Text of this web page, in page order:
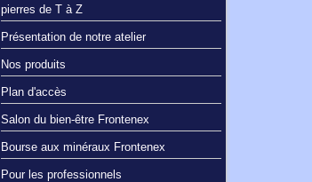
pierres de T à Z
Présentation de notre atelier
Nos produits
Plan d'accès
Salon du bien-être Frontenex
Bourse aux minéraux Frontenex
Pour les professionnels